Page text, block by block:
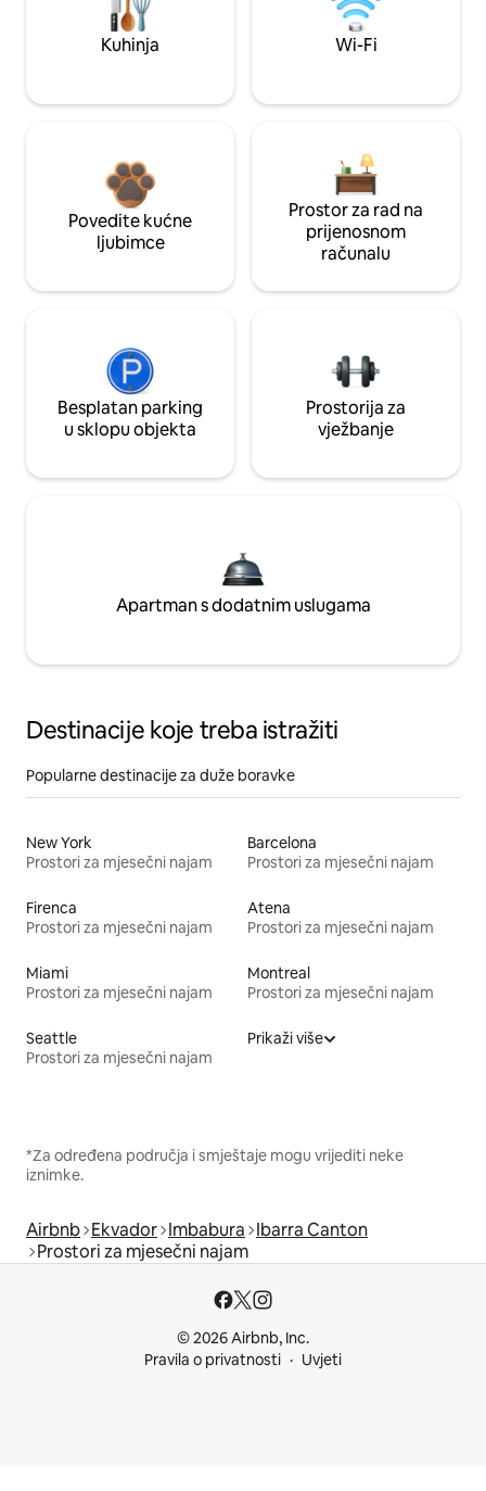
Kuhinja Wi-Fi
Povedite kućne
ljubimce
Prostor za rad na
prijenosnom
računalu
Besplatan parking
u sklopu objekta
Prostorija za
vježbanje
Apartman s dodatnim uslugama
Destinacije koje treba istražiti
Popularne destinacije za duže boravke
New York
Prostori za mjesečni najam
Barcelona
Prostori za mjesečni najam
Firenca
Prostori za mjesečni najam
Atena
Prostori za mjesečni najam
Miami
Prostori za mjesečni najam
Montreal
Prostori za mjesečni najam
Seattle
Prostori za mjesečni najam
Prikaži više
*Za određena područja i smještaje mogu vrijediti neke
iznimke.
Airbnb Ekvador Imbabura Ibarra Canton
Prostori za mjesečni najam
© 2026 Airbnb, Inc.
Pravila o privatnosti
Uvjeti